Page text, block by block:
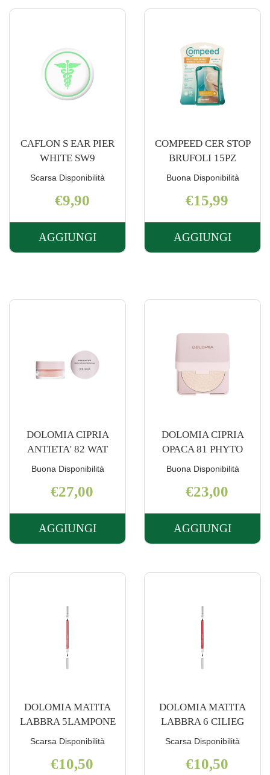
SYM AL
CARRELLO
BALL
STM AL
CARRELLO
CAFLON S EAR PIER
WHITE SW9
Scarsa Disponibilità
€9,90
AGGIUNGI
AGGIUNGI CAFLON
COMPEED CER STOP
BRUFOLI 15PZ
Buona Disponibilità
€15,99
AGGIUNGI
AGGIUNGI
DOLOMIA CIPRIA
ANTIETA' 82 WAT
Buona Disponibilità
€27,00
AGGIUNGI
AGGIUNGI DOLOMIA
CARRELLO
DOLOMIA CIPRIA
OPACA 81 PHYTO
Buona Disponibilità
€23,00
AGGIUNGI
AGGIUNGI
CARRELLO
DOLOMIA MATITA
LABBRA 5LAMPONE
Scarsa Disponibilità
€10,50
DOLOMIA MATITA
LABBRA 6 CILIEG
Scarsa Disponibilità
€10,50